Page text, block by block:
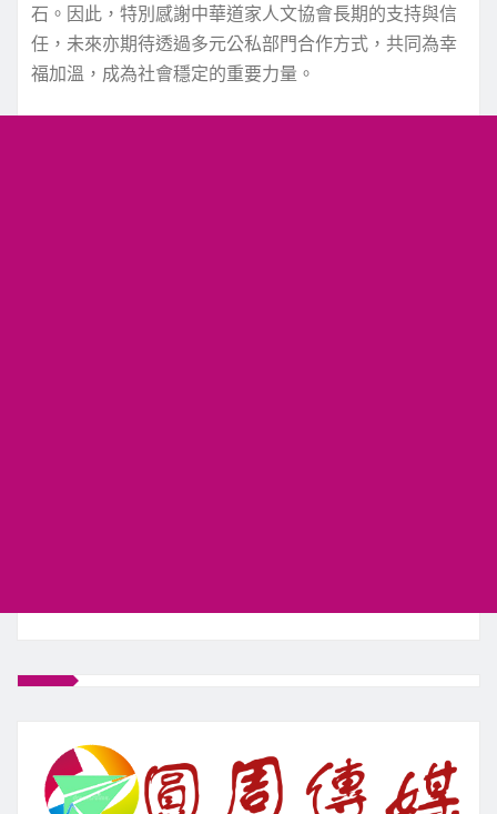
石。因此，特別感謝中華道家人文協會長期的支持與信
任，未來亦期待透過多元公私部門合作方式，共同為幸
福加溫，成為社會穩定的重要力量。